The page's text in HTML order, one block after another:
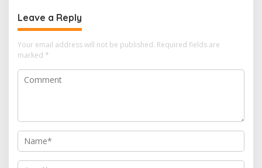
Leave a Reply
Your email address will not be published. Required fields are
marked *